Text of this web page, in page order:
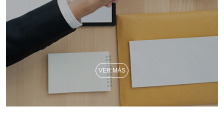
VER MÁS